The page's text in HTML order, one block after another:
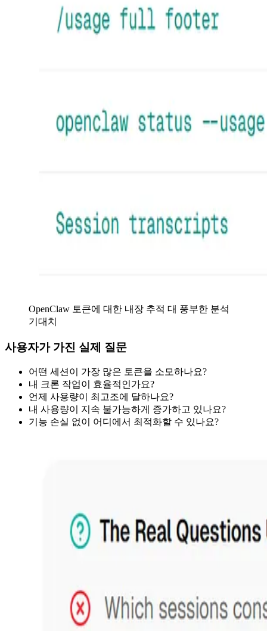
OpenClaw 토큰에 대한 내장 추적 대 풍부한 분석
기대치
사용자가 가진 실제 질문
어떤 세션이 가장 많은 토큰을 소모하나요?
내 크론 작업이 효율적인가요?
언제 사용량이 최고조에 달하나요?
내 사용량이 지속 불가능하게 증가하고 있나요?
기능 손실 없이 어디에서 최적화할 수 있나요?